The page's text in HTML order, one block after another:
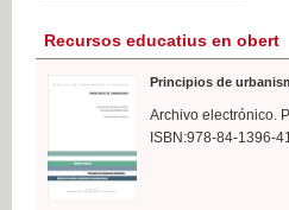
Recursos educatius en obert
Principios de
Archivo electrónico.
ISBN:978-84-1396-